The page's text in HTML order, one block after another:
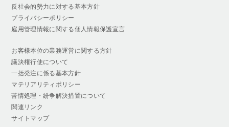
反社会的勢力に対する基本方針
プライバシーポリシー
雇用管理情報に関する個人情報保護宣言
お客様本位の業務運営に関する方針
議決権行使について
一括発注に係る基本方針
マテリアリティポリシー
苦情処理・紛争解決措置について
関連リンク
サイトマップ